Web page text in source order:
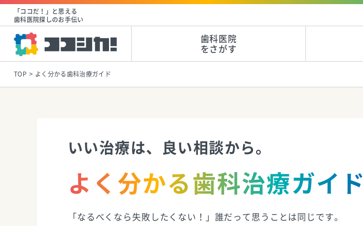
「ココだ！」と思える
歯科医院探しのお手伝い
歯科医院
をさがす
TOP よく分かる歯科治療ガイド
いい治療は、良い相談から。
よく分かる歯科治療ガイド
「なるべくなら失敗したくない！」誰だって思うことは同じです。